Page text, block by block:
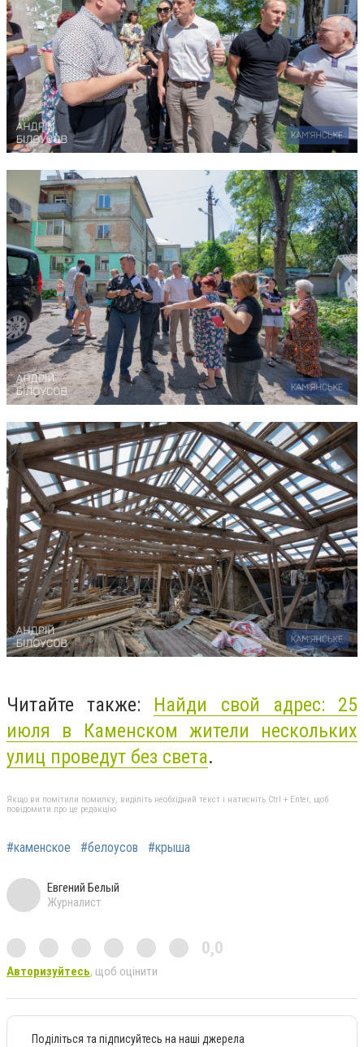
Читайте также: Найди свой адрес: 25
июля в Каменском жители нескольких
улиц проведут без света.
Якщо ви помітили помилку, виділіть необхідний текст і натисніть Ctrl + Enter, щоб
повідомити про це редакцію
#каменское #белоусов #крыша
Евгений Белый
Журналист
0,0
Авторизуйтесь, щоб оцінити
Поділіться та підписуйтесь на наші джерела